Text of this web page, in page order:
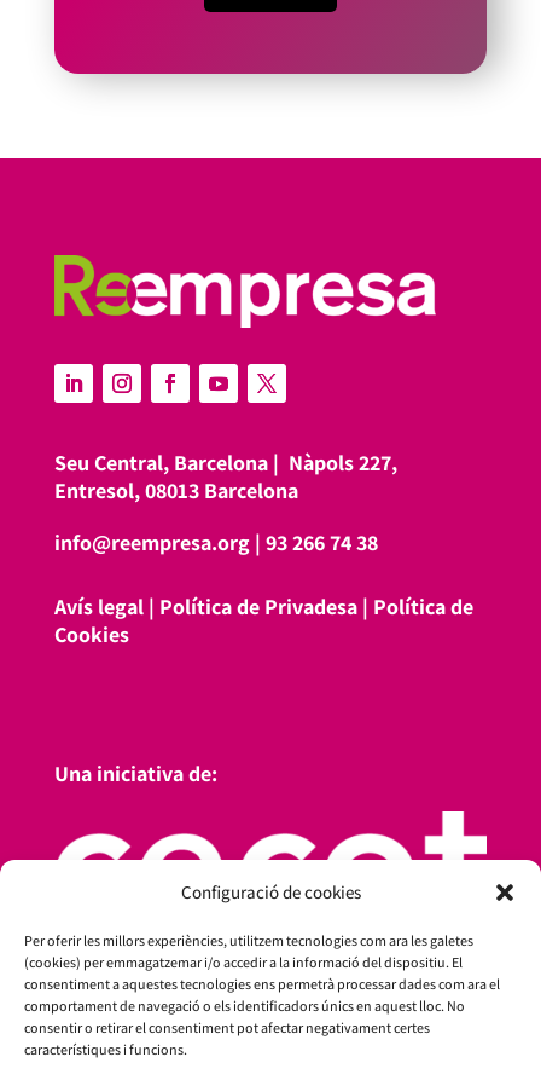
Configuració de cookies
Per oferir les millors experiències, utilitzem tecnologies com ara les galetes
(cookies) per emmagatzemar i/o accedir a la informació del dispositiu. El
consentiment a aquestes tecnologies ens permetrà processar dades com ara el
comportament de navegació o els identificadors únics en aquest lloc. No
consentir o retirar el consentiment pot afectar negativament certes
característiques i funcions.
Seu Central, Barcelona | Nàpols 227,
Entresol, 08013 Barcelona
info@reempresa.org| 93 266 74 38
Avís legal| Política de Privadesa| Política de
Cookies
Una iniciativa de: